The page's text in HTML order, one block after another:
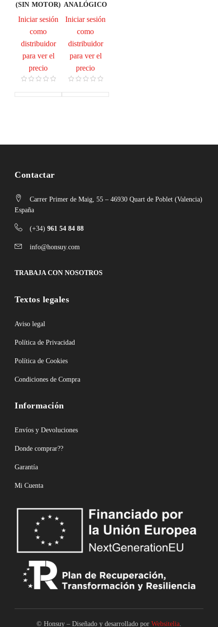
(SIN MOTOR)
Iniciar sesión
como
distribuidor
para ver el
precio
ANALÓGICO
Iniciar sesión
como
distribuidor
para ver el
precio
Contactar
Carrer Primer de Maig, 55 – 46930 Quart de Poblet (Valencia)
España
(+34) 961 54 84 88
info@honsuy.com
TRABAJA CON NOSOTROS
Textos legales
Aviso legal
Política de Privacidad
Política de Cookies
Condiciones de Compra
Información
Envíos y Devoluciones
Donde comprar??
Garantía
Mi Cuenta
© Honsuy – Diseñado y desarrollado por Websitelia.